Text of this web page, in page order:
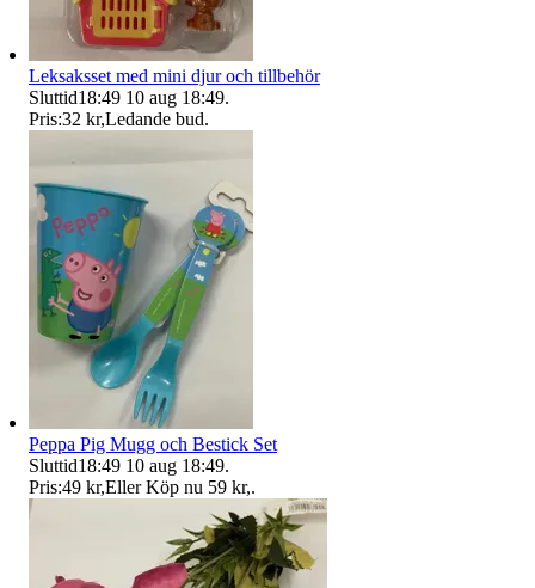
Leksaksset med mini djur och tillbehör
Sluttid18:49 10 aug 18:49.
Pris:32 kr,Ledande bud.
Peppa Pig Mugg och Bestick Set
Sluttid18:49 10 aug 18:49.
Pris:49 kr,Eller Köp nu 59 kr,.